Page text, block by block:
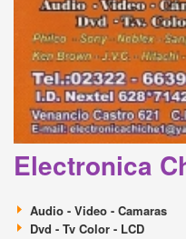
Electronica
Audio - Video - Camaras
Dvd - Tv Color - LCD